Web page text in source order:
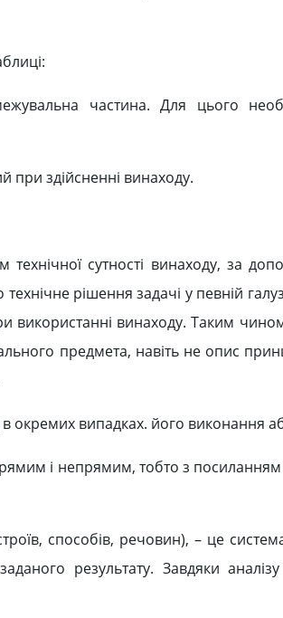
частина. Для цього
при здійсненні винаходу.
сутності винаходу, за
рішення задачі у певній
використанні винаходу. Таким
предмета, навіть не опис
в окремих випадках. його виконання
і непрямим, тобто з посиланням
способів, речовин), – це
результату. Завдяки аналізу